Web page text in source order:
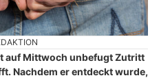
auf Mittwoch unbefugt Zutritt
Nachdem er entdeckt wurde,